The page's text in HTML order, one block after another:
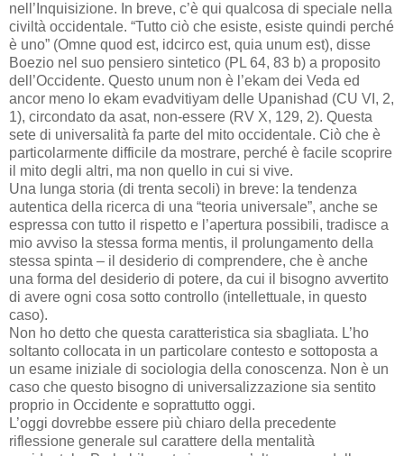
nell’Inquisizione. In breve, c’è qui qualcosa di speciale nella
civiltà occidentale. “Tutto ciò che esiste, esiste quindi perché
è uno” (Omne quod est, idcirco est, quia unum est), disse
Boezio nel suo pensiero sintetico (PL 64, 83 b) a proposito
dell’Occidente. Questo unum non è l’ekam dei Veda ed
ancor meno lo ekam evadvitiyam delle Upanishad (CU VI, 2,
1), circondato da asat, non-essere (RV X, 129, 2). Questa
sete di universalità fa parte del mito occidentale. Ciò che è
particolarmente difficile da mostrare, perché è facile scoprire
il mito degli altri, ma non quello in cui si vive.
Una lunga storia (di trenta secoli) in breve: la tendenza
autentica della ricerca di una “teoria universale”, anche se
espressa con tutto il rispetto e l’apertura possibili, tradisce a
mio avviso la stessa forma mentis, il prolungamento della
stessa spinta – il desiderio di comprendere, che è anche
una forma del desiderio di potere, da cui il bisogno avvertito
di avere ogni cosa sotto controllo (intellettuale, in questo
caso).
Non ho detto che questa caratteristica sia sbagliata. L’ho
soltanto collocata in un particolare contesto e sottoposta a
un esame iniziale di sociologia della conoscenza. Non è un
caso che questo bisogno di universalizzazione sia sentito
proprio in Occidente e soprattutto oggi.
L’oggi dovrebbe essere più chiaro della precedente
riflessione generale sul carattere della mentalità